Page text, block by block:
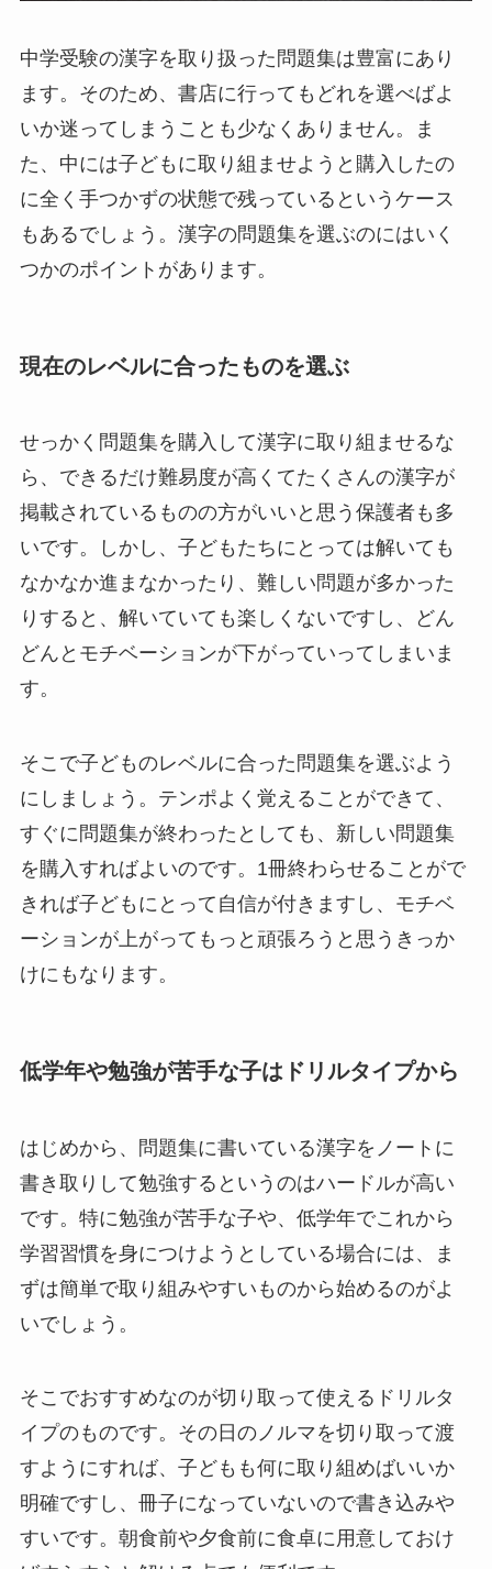
中学受験の漢字を取り扱った問題集は豊富にあり
ます。そのため、書店に行ってもどれを選べばよ
いか迷ってしまうことも少なくありません。ま
た、中には子どもに取り組ませようと購入したの
に全く手つかずの状態で残っているというケース
もあるでしょう。漢字の問題集を選ぶのにはいく
つかのポイントがあります。
現在のレベルに合ったものを選ぶ
せっかく問題集を購入して漢字に取り組ませるな
ら、できるだけ難易度が高くてたくさんの漢字が
掲載されているものの方がいいと思う保護者も多
いです。しかし、子どもたちにとっては解いても
なかなか進まなかったり、難しい問題が多かった
りすると、解いていても楽しくないですし、どん
どんとモチベーションが下がっていってしまいま
す。
そこで子どものレベルに合った問題集を選ぶよう
にしましょう。テンポよく覚えることができて、
すぐに問題集が終わったとしても、新しい問題集
を購入すればよいのです。1冊終わらせることがで
きれば子どもにとって自信が付きますし、モチベ
ーションが上がってもっと頑張ろうと思うきっか
けにもなります。
低学年や勉強が苦手な子はドリルタイプから
はじめから、問題集に書いている漢字をノートに
書き取りして勉強するというのはハードルが高い
です。特に勉強が苦手な子や、低学年でこれから
学習習慣を身につけようとしている場合には、ま
ずは簡単で取り組みやすいものから始めるのがよ
いでしょう。
そこでおすすめなのが切り取って使えるドリルタ
イプのものです。その日のノルマを切り取って渡
すようにすれば、子どもも何に取り組めばいいか
明確ですし、冊子になっていないので書き込みや
すいです。朝食前や夕食前に食卓に用意しておけ